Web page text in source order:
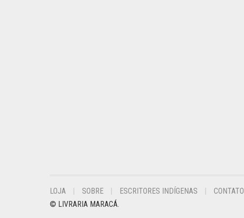
LOJA SOBRE ESCRITORES INDÍGENAS CONTATO
© LIVRARIA MARACÁ.